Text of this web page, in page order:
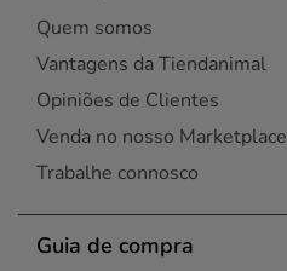
Quem somos
Vantagens da Tiendanimal
Opiniões de Clientes
Venda no nosso Marketplace
Trabalhe connosco
Guia de compra